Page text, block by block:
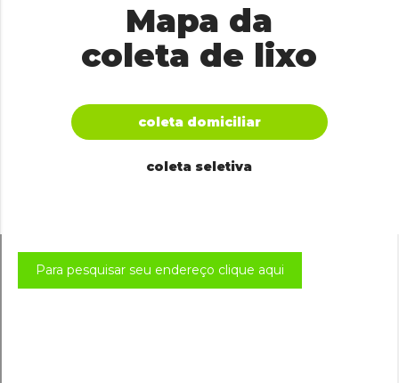
Mapa da
coleta de lixo
coleta domiciliar
coleta seletiva
Para pesquisar seu endereço clique aqui